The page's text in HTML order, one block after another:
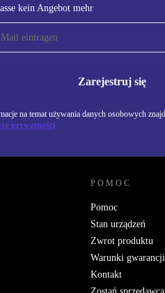
kein Angebot mehr
Zarejestruj się
na temat używania danych osobowych
prywatności
oferty.
Informacje na temat
Polityce prywatności
NEW.
POMOC
Pomoc
Stan urządzeń
Zwrot produktu
Warunki gwarancji
Kontakt